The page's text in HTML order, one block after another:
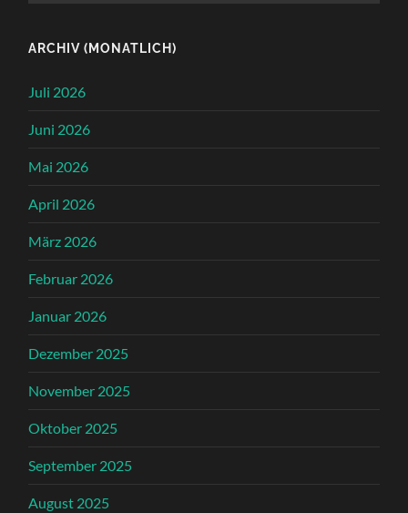
ARCHIV (MONATLICH)
Juli 2026
Juni 2026
Mai 2026
April 2026
März 2026
Februar 2026
Januar 2026
Dezember 2025
November 2025
Oktober 2025
September 2025
August 2025